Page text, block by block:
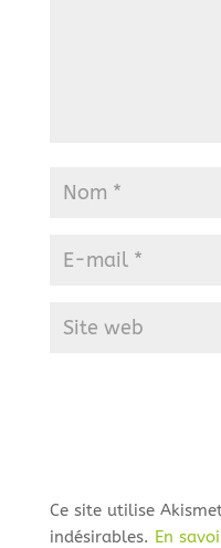
Ce site utilise
indésirables. En